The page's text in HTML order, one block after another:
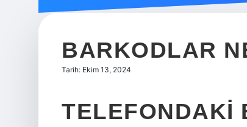
BARKODLAR
Tarih: Ekim 13, 2024
TELEFONDAKI